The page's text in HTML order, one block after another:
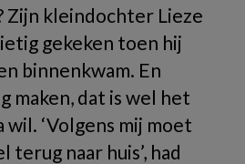
Zijn kleindochter Lieze
gekeken toen hij
binnenkwam. En
maken, dat is wel het
‘Volgens mij moet
terug naar huis’, had